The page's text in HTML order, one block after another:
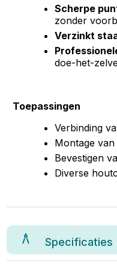
Scherpe
zonder
Verzinkt
doe-het-
Toepassingen
Verbinding
Montage
Bevestigen
Diverse
Specificaties